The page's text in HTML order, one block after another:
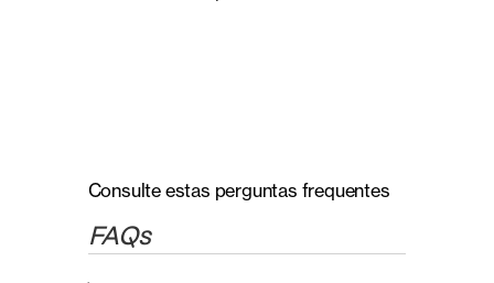
Consulte estas perguntas frequentes
FAQs